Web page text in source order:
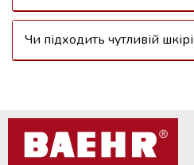
Чи підходить чутливій